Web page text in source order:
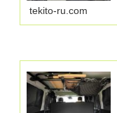
tekito-ru.com